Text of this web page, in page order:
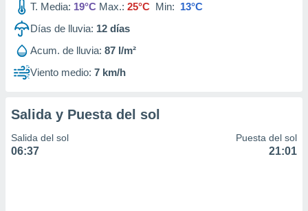
T. Media: 19°C Max.: 25°C Min: 13°C
Días de lluvia: 12 días
Acum. de lluvia: 87 l/m²
Viento medio: 7 km/h
Salida y Puesta del sol
Salida del sol
06:37
Puesta del sol
21:01